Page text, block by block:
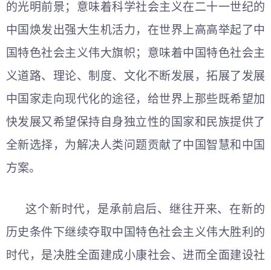
的光明前景；意味着科学社会主义在二十一世纪的
中国焕发出强大生机活力，在世界上高高举起了中
国特色社会主义伟大旗帜；意味着中国特色社会主
义道路、理论、制度、文化不断发展，拓展了发展
中国家走向现代化的途径，给世界上那些既希望加
快发展又希望保持自身独立性的国家和民族提供了
全新选择，为解决人类问题贡献了中国智慧和中国
方案。
这个新时代，是承前启后、继往开来、在新的
历史条件下继续夺取中国特色社会主义伟大胜利的
时代，是决胜全面建成小康社会、进而全面建设社